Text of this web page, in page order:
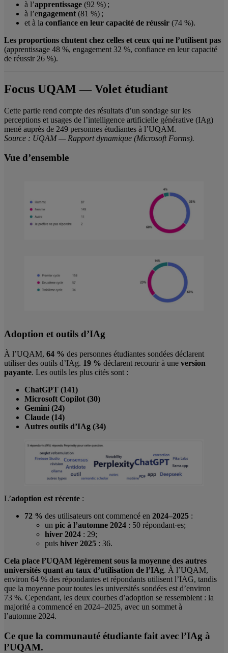
à l’apprentissage (92 %) ;
à l’engagement (81 %) ;
et à la confiance en leur capacité de réussir (74 %).
Les proportions chutent chez celles et ceux qui ne l’utilisent pas
(apprentissage 48 %, engagement 32 %, confiance en leur capacité
de réussir 26 %).
Focus UQAM — Volet étudiant
Cette partie rend compte des résultats d’un sondage sur les
perceptions et usages de l’intelligence artificielle générative (IAg)
mené auprès de 249 personnes étudiantes à l’UQAM.
Source : UQAM — Rapport dynamique (Microsoft Forms).
Vue d’ensemble
Adoption et outils d’IAg
À l’UQAM, 64 % des personnes étudiantes sondées déclarent
utiliser des outils d’IAg. 19 % déclarent recourir à une version
payante. Les outils les plus cités sont :
ChatGPT (141)
Microsoft Copilot (30)
Gemini (24)
Claude (14)
Autres outils d’IAg (34)
L’adoption est récente :
72 % des utilisateurs ont commencé en 2024–2025 :
un pic à l’automne 2024 : 50 répondant·es;
hiver 2024 : 29;
puis hiver 2025 : 36.
Cela place l’UQAM légèrement sous la moyenne des autres
universités quant au taux d’utilisation de l’IAg. À l’UQAM,
environ 64 % des répondantes et répondants utilisent l’IAG, tandis
que la moyenne pour toutes les universités sondées est d’environ
73 %. Cependant, les deux courbes d’adoption se ressemblent : la
majorité a commencé en 2024–2025, avec un sommet à
l’automne 2024.
Ce que la communauté étudiante fait avec l’IAg à
l’UQAM.